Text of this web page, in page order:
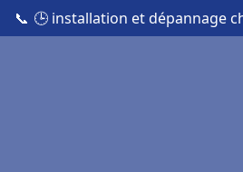
📞 🕒 installation et dépannage